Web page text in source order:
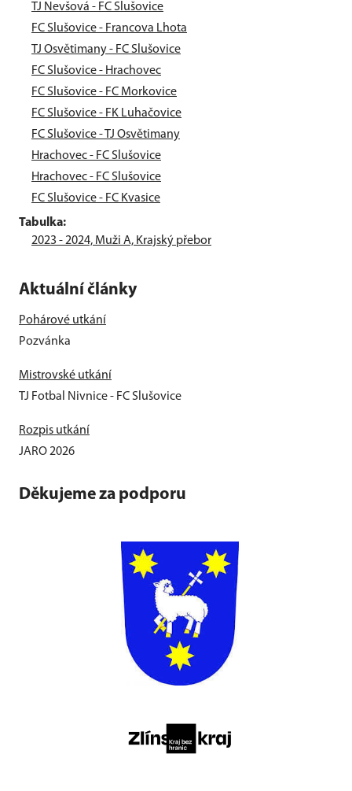
TJ Nevšová - FC Slušovice
FC Slušovice - Francova Lhota
TJ Osvětimany - FC Slušovice
FC Slušovice - Hrachovec
FC Slušovice - FC Morkovice
FC Slušovice - FK Luhačovice
FC Slušovice - TJ Osvětimany
Hrachovec - FC Slušovice
Hrachovec - FC Slušovice
FC Slušovice - FC Kvasice
Tabulka:
2023 - 2024, Muži A, Krajský přebor
Aktuální články
Pohárové utkání
Pozvánka
Mistrovské utkání
TJ Fotbal Nivnice - FC Slušovice
Rozpis utkání
JARO 2026
Děkujeme za podporu